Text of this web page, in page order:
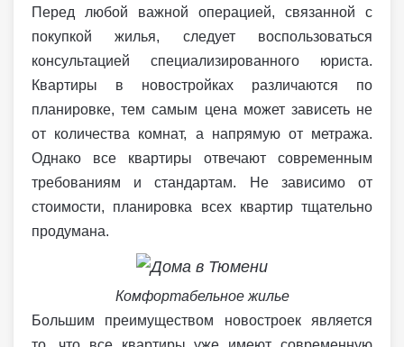
Перед любой важной операцией, связанной с
покупкой жилья, следует воспользоваться
консультацией специализированного юриста.
Квартиры в новостройках различаются по
планировке, тем самым цена может зависеть не
от количества комнат, а напрямую от метража.
Однако все квартиры отвечают современным
требованиям и стандартам. Не зависимо от
стоимости, планировка всех квартир тщательно
продумана.
Комфортабельное жилье
Большим преимуществом новостроек является